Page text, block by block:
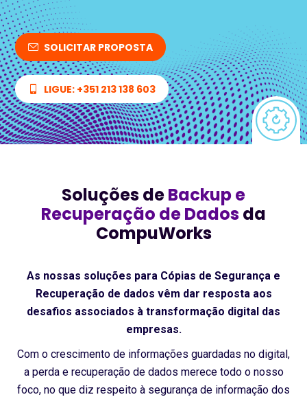
SOLICITAR PROPOSTA
LIGUE: +351 213 138 603
Soluções deBackup e
Recuperação de Dadosda
CompuWorks
As nossas soluções para Cópias de Segurança e
Recuperação de dados vêm dar resposta aos
desafios associados à transformação digital das
empresas.
Com o crescimento de informações guardadas no digital,
a perda e recuperação de dados merece todo o nosso
foco, no que diz respeito à segurança de informação dos